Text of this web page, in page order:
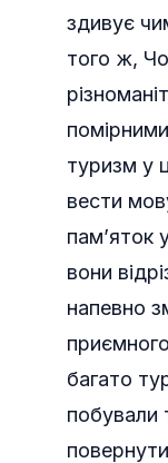
здивує
того ж,
туризм у
вести
пам’яток
вони
напевно
багато
побували